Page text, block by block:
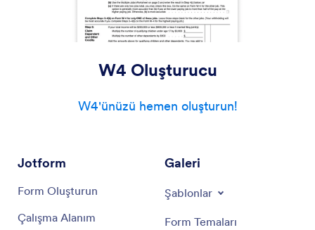
W4 Oluşturucu
W4'ünüzü hemen oluşturun!
Jotform
Form Oluşturun
Çalışma Alanım
Galeri
Şablonlar
Form Temaları